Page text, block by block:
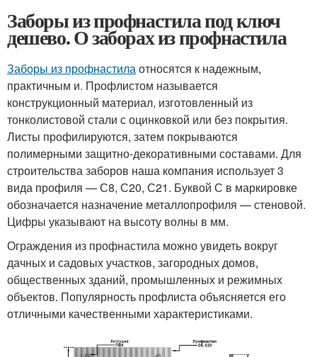
Заборы из профнастила под ключ
дешево. О заборах из профнастила
Заборы из профнастилаотносятся к надежным,
практичным и. Профлистом называется
конструкционный материал, изготовленный из
тонколистовой стали с оцинковкой или без покрытия.
Листы профилируются, затем покрываются
полимерными защитно-декоративными составами. Для
строительства заборов наша компания использует 3
вида профиля — С8, С20, С21. Буквой С в маркировке
обозначается назначение металлопрофиля — стеновой.
Цифры указывают на высоту волны в мм.
Ограждения из профнастила можно увидеть вокруг
дачных и садовых участков, загородных домов,
общественных зданий, промышленных и режимных
объектов. Популярность профлиста объясняется его
отличными качественными характеристиками.